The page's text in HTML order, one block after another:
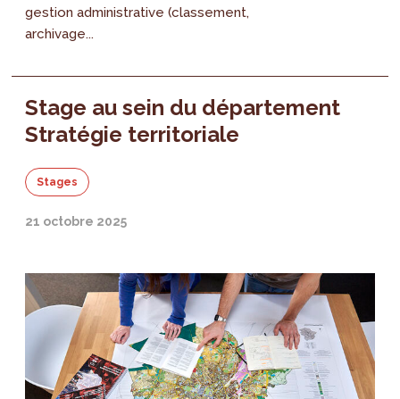
gestion administrative (classement,
archivage...
Stage au sein du département
Stratégie territoriale
Stages
21 octobre 2025